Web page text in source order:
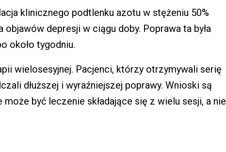
klinicznego podtlenku azotu w stężeniu 50%
depresji w ciągu doby. Poprawa ta była
około tygodniu.
wielosesyjnej. Pacjenci, którzy otrzymywali serię
dłuższej i wyraźniejszej poprawy. Wnioski są
być leczenie składające się z wielu sesji, a nie